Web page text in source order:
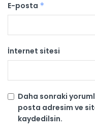
E-posta *
İnternet sitesi
Daha sonraki
posta adresim ve
kaydedilsin.